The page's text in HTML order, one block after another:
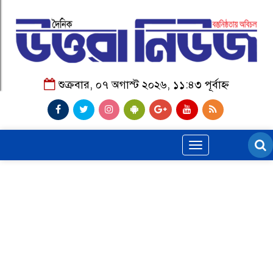
শুক্রবার, ০৭ অগাস্ট ২০২৬, ১১:৪৩ পূর্বাহ্ন
Toggle
navigation